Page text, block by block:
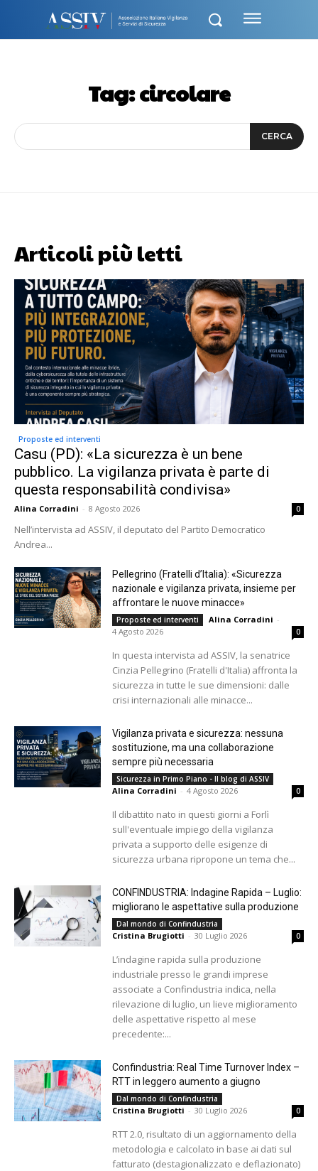
Tag:circolare
CERCA
Articoli più letti
Proposte ed interventi
Casu (PD): «La sicurezza è un bene
pubblico. La vigilanza privata è parte di
questa responsabilità condivisa»
Alina Corradini - 8 Agosto 2026 0
Nell’intervista ad ASSIV, il deputato del Partito Democratico
Andrea...
Pellegrino (Fratelli d’Italia): «Sicurezza
nazionale e vigilanza privata, insieme per
affrontare le nuove minacce»
Proposte ed interventi Alina Corradini -
4 Agosto 2026
0
In questa intervista ad ASSIV, la senatrice
Cinzia Pellegrino (Fratelli d'Italia) affronta la
sicurezza in tutte le sue dimensioni: dalle
crisi internazionali alle minacce...
Vigilanza privata e sicurezza: nessuna
sostituzione, ma una collaborazione
sempre più necessaria
Sicurezza in Primo Piano - Il blog di ASSIV
Alina Corradini - 4 Agosto 2026 0
Il dibattito nato in questi giorni a Forlì
sull'eventuale impiego della vigilanza
privata a supporto delle esigenze di
sicurezza urbana ripropone un tema che...
CONFINDUSTRIA: Indagine Rapida – Luglio:
migliorano le aspettative sulla produzione
Dal mondo di Confindustria
Cristina Brugiotti - 30 Luglio 2026 0
L’indagine rapida sulla produzione
industriale presso le grandi imprese
associate a Confindustria indica, nella
rilevazione di luglio, un lieve miglioramento
delle aspettative rispetto al mese
precedente:...
Confindustria: Real Time Turnover Index –
RTT in leggero aumento a giugno
Dal mondo di Confindustria
Cristina Brugiotti - 30 Luglio 2026 0
RTT 2.0, risultato di un aggiornamento della
metodologia e calcolato in base ai dati sul
fatturato (destagionalizzato e deflazionato)